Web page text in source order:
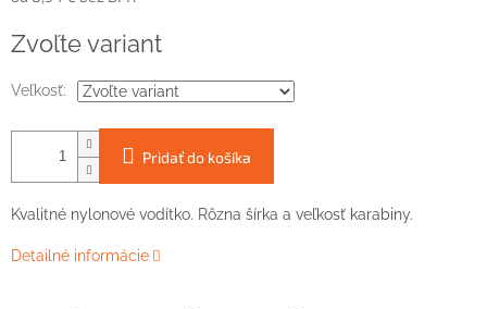
cena:
Zvoľte variant
Veľkosť:
Pridať do košíka
Kvalitné nylonové vodítko. Rôzna šírka a veľkosť karabiny.
Detailné informácie